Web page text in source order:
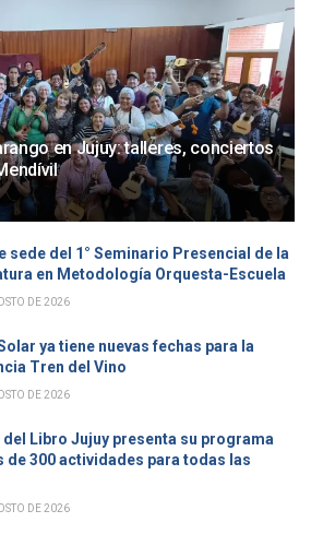
en Jujuy: talleres, conciertos
sede del 1° Seminario Presencial de la
en Metodología Orquesta-Escuela
DE 2026
ya tiene nuevas fechas para la
Tren del Vino
DE 2026
del Libro Jujuy presenta su programa
de 300 actividades para todas las
DE 2026